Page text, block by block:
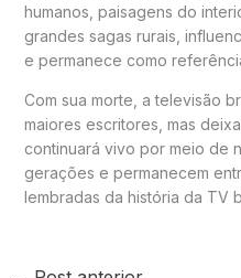
humanos, paisagens do
grandes sagas rurais,
e permanece como
Com sua morte, a televisão
maiores escritores, mas
continuará vivo por meio de
gerações e permanecem
lembradas da história da TV